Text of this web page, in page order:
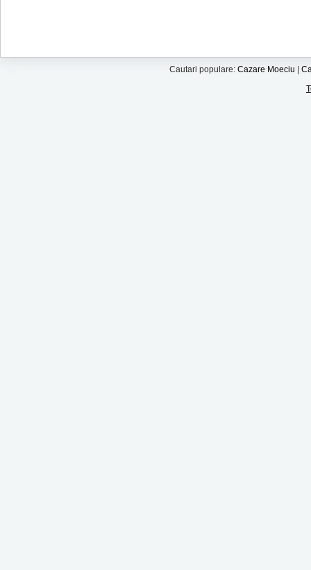
Cautari populare: Cazare Moeciu